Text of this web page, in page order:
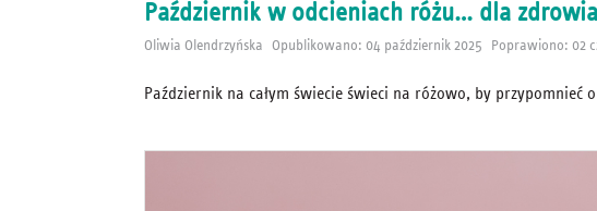
Październik w odcieniach różu… dla
Oliwia Olendrzyńska Opublikowano: 04 październik 2025 Poprawiono: 02
Październik na całym świecie świeci na różowo, by przypomnieć